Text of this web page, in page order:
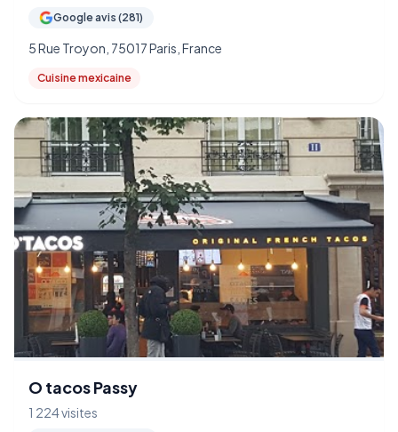
Google avis (281)
5 Rue Troyon, 75017 Paris, France
Cuisine mexicaine
O tacos Passy
1 224 visites